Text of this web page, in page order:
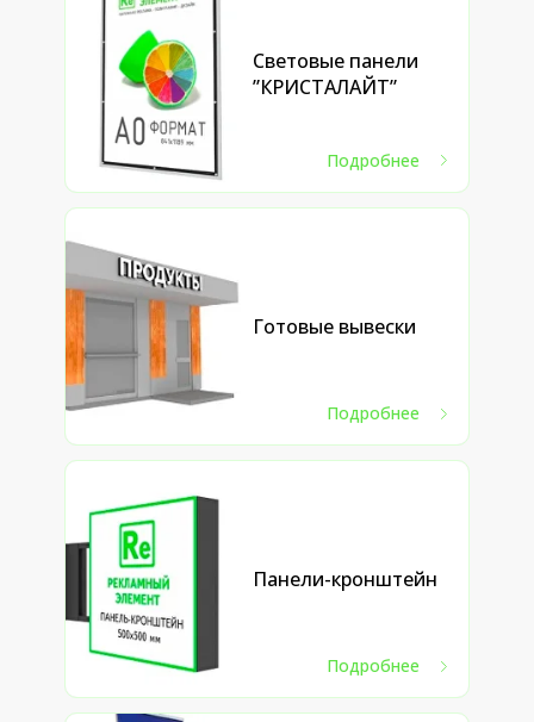
Готовые вывески
Подробнее
Световые панели
”КРИСТАЛАЙТ”
Подробнее
Панели-кронштейн
Подробнее